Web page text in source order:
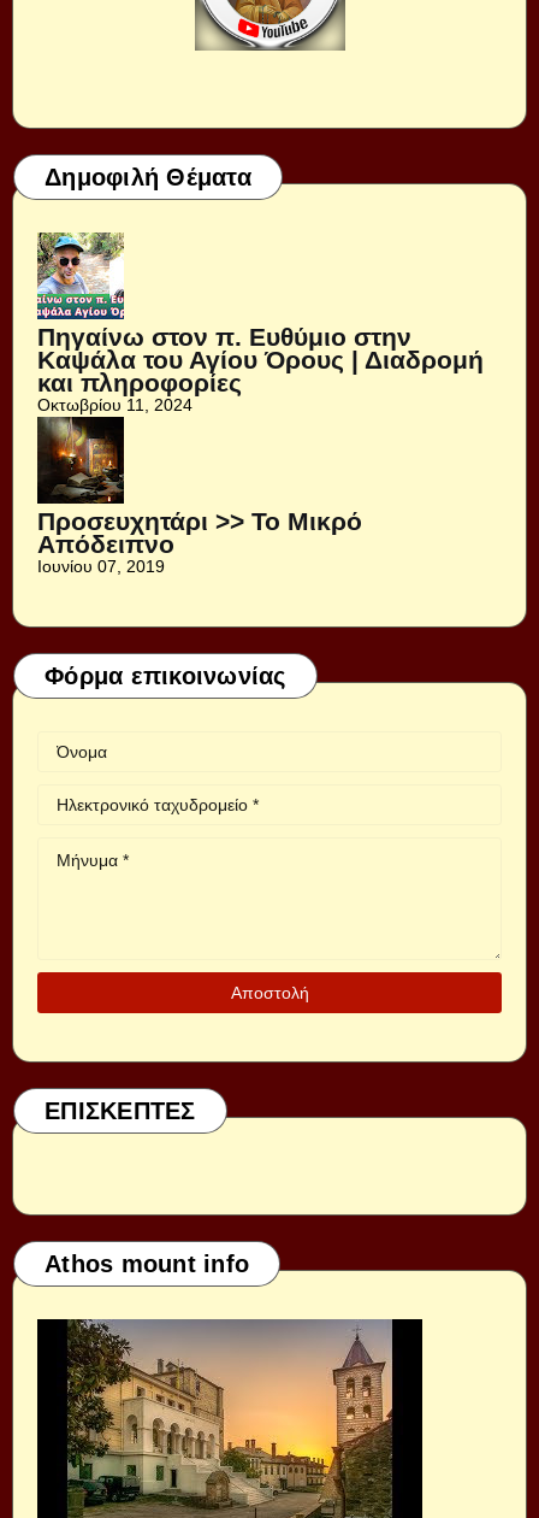
Δημοφιλή Θέματα
Πηγαίνω στον π. Ευθύμιο στην
Καψάλα του Αγίου Όρους | Διαδρομή
και πληροφορίες
Οκτωβρίου 11, 2024
Προσευχητάρι >> Το Μικρό
Απόδειπνο
Ιουνίου 07, 2019
Φόρμα επικοινωνίας
ΕΠΙΣΚΕΠΤΕΣ
Athos mount info